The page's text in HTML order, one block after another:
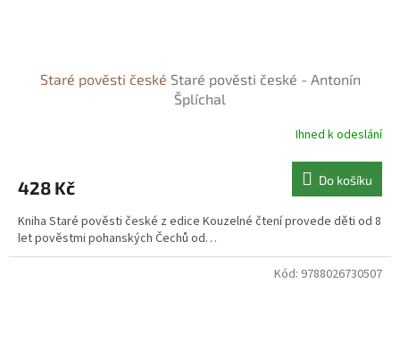
Staré pověsti české Staré pověsti české - Antonín
Šplíchal
Ihned k odeslání
428 Kč Do košíku
Kniha Staré pověsti české z edice Kouzelné čtení provede děti od 8
let pověstmi pohanských Čechů od…
Kód: 9788026730507